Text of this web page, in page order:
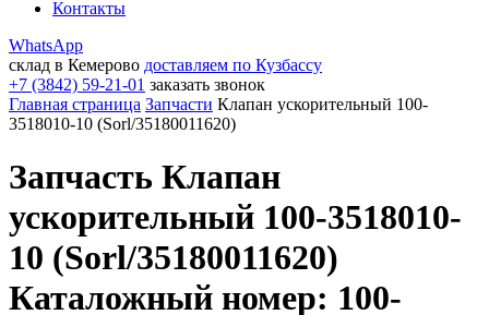
Контакты
WhatsApp
склад в Кемерово доставляем по Кузбассу
+7 (3842) 59-21-01 заказать звонок
Главная страница Запчасти Клапан ускорительный 100-
3518010-10 (Sorl/35180011620)
Запчасть Клапан
ускорительный 100-3518010-
10 (Sorl/35180011620)
Каталожный номер: 100-